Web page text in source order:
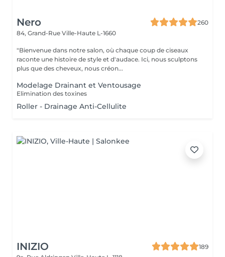
Nero
260
84, Grand-Rue Ville-Haute L-1660
"Bienvenue dans notre salon, où chaque coup de ciseaux
raconte une histoire de style et d'audace. Ici, nous sculptons
plus que des cheveux, nous créon...
Modelage Drainant et Ventousage
Elimination des toxines
Roller - Drainage Anti-Cellulite
INIZIO
189